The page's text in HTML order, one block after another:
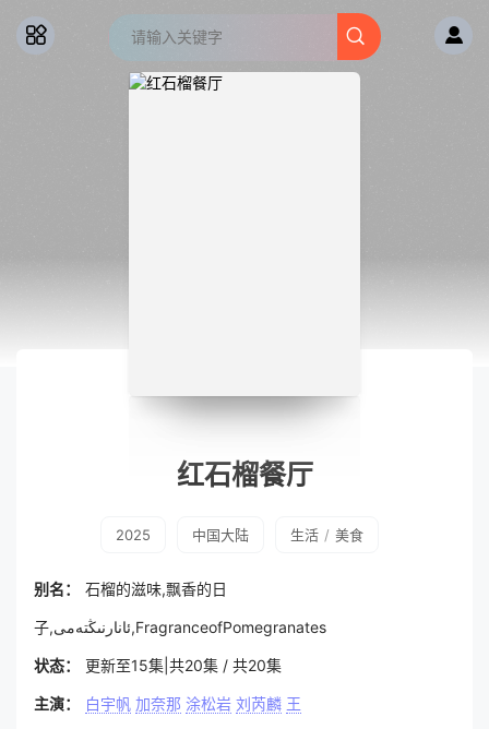
红石榴餐厅
2025 中国大陆 生活 / 美食
别名： 石榴的滋味,飘香的日
子,ئانارنىڭتەمى,FragranceofPomegranates
状态： 更新至15集|共20集 / 共20集
主演： 白宇帆 加奈那 涂松岩 刘芮麟 王